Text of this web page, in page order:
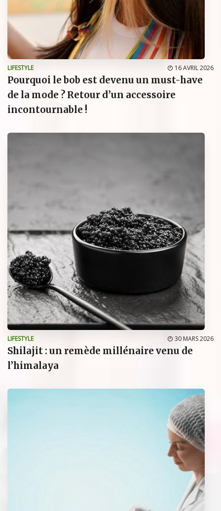
LIFESTYLE 16 AVRIL 2026
Pourquoi le bob est devenu un must-have
de la mode ? Retour d’un accessoire
incontournable !
LIFESTYLE 30 MARS 2026
Shilajit : un remède millénaire venu de
l’himalaya